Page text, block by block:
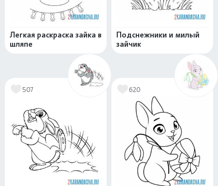
Легкая раскраска зайка в
шляпе
Подснежники и милый
зайчик
507 620